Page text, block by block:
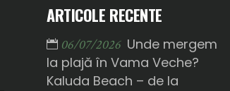
ARTICOLE RECENTE
06/07/2026 Unde mergem
la plajă în Vama Veche?
Kaluda Beach – de la